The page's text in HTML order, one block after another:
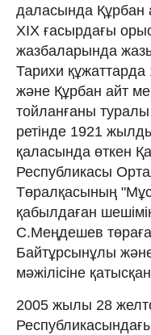
даласында Құрбан
ХІХ ғасырдағы
жазбаларында
Тарихи
және Құрбан айт
тойланғаны
ретінде 1921
қаласында өткен
Республикасы
Төралқасының
қабылдаған
С.Меңдешев
Байтұрсынұлы
мәжілісіне
2005 жылы 28